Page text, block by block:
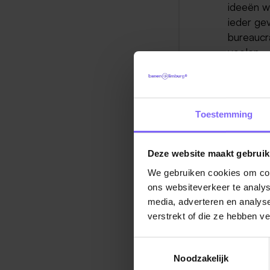
Toestemming
Deze website maakt
We gebruiken cookies om
ons websiteverkeer te
media, adverteren en
verstrekt of die ze hebben
Noodzakelijk
ideeën
ieder
voelen.
Deze
te
eerst
laatste
een kei
en wat
zijn. Ze
7.
Vraag